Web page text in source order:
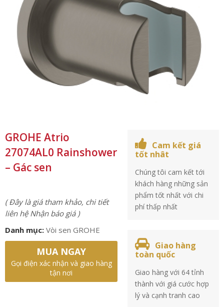
GROHE Atrio
27074AL0 Rainshower
– Gác sen
( Đây là giá tham khảo, chi tiết
liên hệ Nhận báo giá )
Danh mục: Vòi sen GROHE
MUA NGAY
Gọi điện xác nhận và giao hàng
tận nơi
Cam kết giá
tốt nhât
Chúng tôi cam kết tới
khách hàng những sản
phẩm tốt nhất với chi
phí thấp nhất
Giao hàng
toàn quốc
Giao hàng với 64 tỉnh
thành với giá cước hợp
lý và cạnh tranh cao